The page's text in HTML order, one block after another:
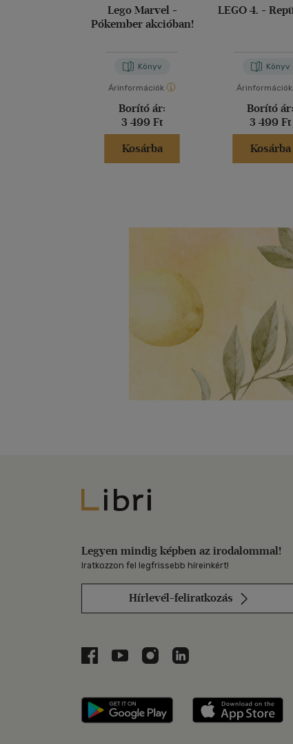
Lego Marvel -
Pókember akcióban!
Könyv
Árinformációk
Borító ár:
3 499 Ft
Kosárba
LEGO 4. -
Könyv
Árinformációk
Borító ár:
3 499 Ft
Kosárba
Libri
Legyen mindig képben az irodalommal!
Iratkozzon fel legfrissebb híreinkért!
Hírlevél-feliratkozás
Libri a Facebookon
Libri a Youtube-on
Libri az Instagramon
Libri a LinkedInen
Libri applikáció